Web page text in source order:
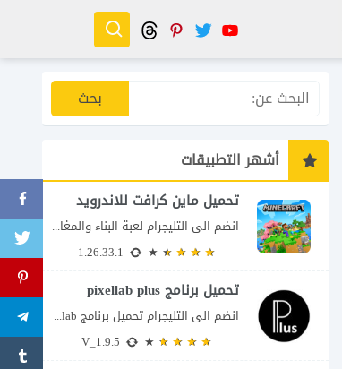
أشهر التطبيقات
تحميل ماين كرافت للاندرويد
انضم الى التليجرام لعبة البناء والمغامرة التي لا تنتهي Minecraft إذا كنت تبحث عن...
تحميل برنامج pixellab plus
انضم الى التليجرام تحميل برنامج pixellab مهكر للاندرويد يعتبر تطبيق بيكسلاب من اشهر تطبيقات...